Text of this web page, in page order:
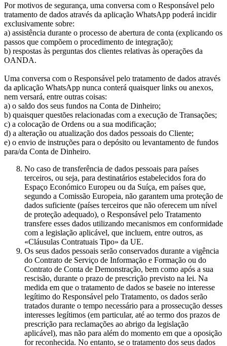
Por motivos de segurança, uma conversa com o Responsável pelo
tratamento de dados através da aplicação WhatsApp poderá incidir
exclusivamente sobre:
a) assistência durante o processo de abertura de conta (explicando os
passos que compõem o procedimento de integração);
b) respostas às perguntas dos clientes relativas às operações da
OANDA.
Uma conversa com o Responsável pelo tratamento de dados através
da aplicação WhatsApp nunca conterá quaisquer links ou anexos,
nem versará, entre outras coisas:
a) o saldo dos seus fundos na Conta de Dinheiro;
b) quaisquer questões relacionadas com a execução de Transações;
c) a colocação de Ordens ou a sua modificação;
d) a alteração ou atualização dos dados pessoais do Cliente;
e) o envio de instruções para o depósito ou levantamento de fundos
para/da Conta de Dinheiro.
No caso de transferência de dados pessoais para países
terceiros, ou seja, para destinatários estabelecidos fora do
Espaço Económico Europeu ou da Suíça, em países que,
segundo a Comissão Europeia, não garantem uma proteção de
dados suficiente (países terceiros que não oferecem um nível
de proteção adequado), o Responsável pelo Tratamento
transfere esses dados utilizando mecanismos em conformidade
com a legislação aplicável, que incluem, entre outros, as
«Cláusulas Contratuais Tipo» da UE.
Os seus dados pessoais serão conservados durante a vigência
do Contrato de Serviço de Informação e Formação ou do
Contrato de Conta de Demonstração, bem como após a sua
rescisão, durante o prazo de prescrição previsto na lei. Na
medida em que o tratamento de dados se baseie no interesse
legítimo do Responsável pelo Tratamento, os dados serão
tratados durante o tempo necessário para a prossecução desses
interesses legítimos (em particular, até ao termo dos prazos de
prescrição para reclamações ao abrigo da legislação
aplicável), mas não para além do momento em que a oposição
for reconhecida. No entanto, se o tratamento dos seus dados